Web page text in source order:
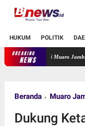
HUKUM POLITIK
BREAKING
NEWS
Candi Muaro Jambi
Beranda Muaro
Dukung